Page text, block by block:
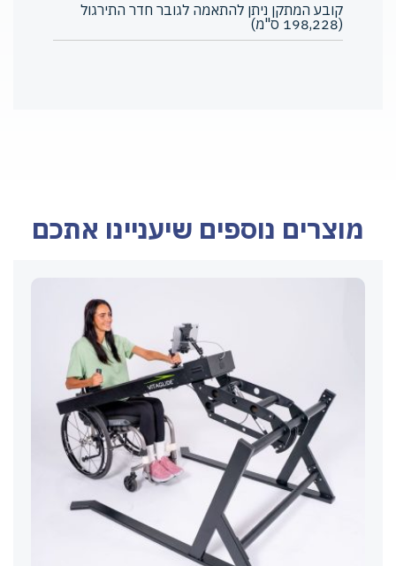
קובע המתקן ניתן להתאמה לגובר חדר התירגול
(198,228 ס"מ)
מוצרים נוספים שיעניינו אתכם